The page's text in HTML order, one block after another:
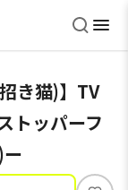
き猫)】TV
トッパーフ